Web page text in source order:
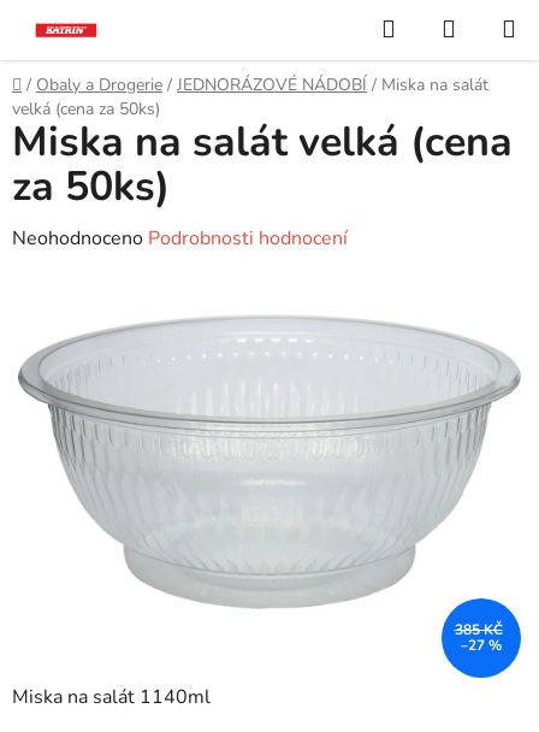
obsah
Hledat
KOŠÍK
Domů
/ Obaly a Drogerie / JEDNORÁZOVÉ NÁDOBÍ / Miska na salát
velká (cena za 50ks)
Miska na salát 1140ml
Miska na salát velká (cena
za 50ks)
Průměrné
0,0
hvězdiček.
Neohodnoceno Podrobnosti hodnocení
385 KČ
–27 %